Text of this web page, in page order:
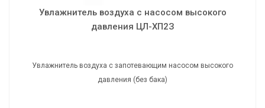
Увлажнитель воздуха с насосом высокого
давления ЦЛ-ХП2З
Увлажнитель воздуха с запотевающим насосом высокого
давления (без бака)